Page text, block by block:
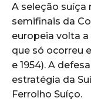
A seleção suíça
semifinais da
europeia volta
que só ocorreu
e 1954). A
estratégia da
Ferrolho Suíço.